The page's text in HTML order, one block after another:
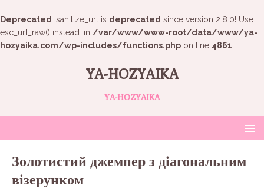
Deprecated : sanitize_url is deprecated since version 2.8.0! Use
esc_url_raw() instead. in /var/www/www-root/data/www/ya-
hozyaika.com/wp-includes/functions.php on line 4861
YA-HOZYAIKA
YA-HOZYAIKA
Золотистий джемпер з діагональним
візерунком